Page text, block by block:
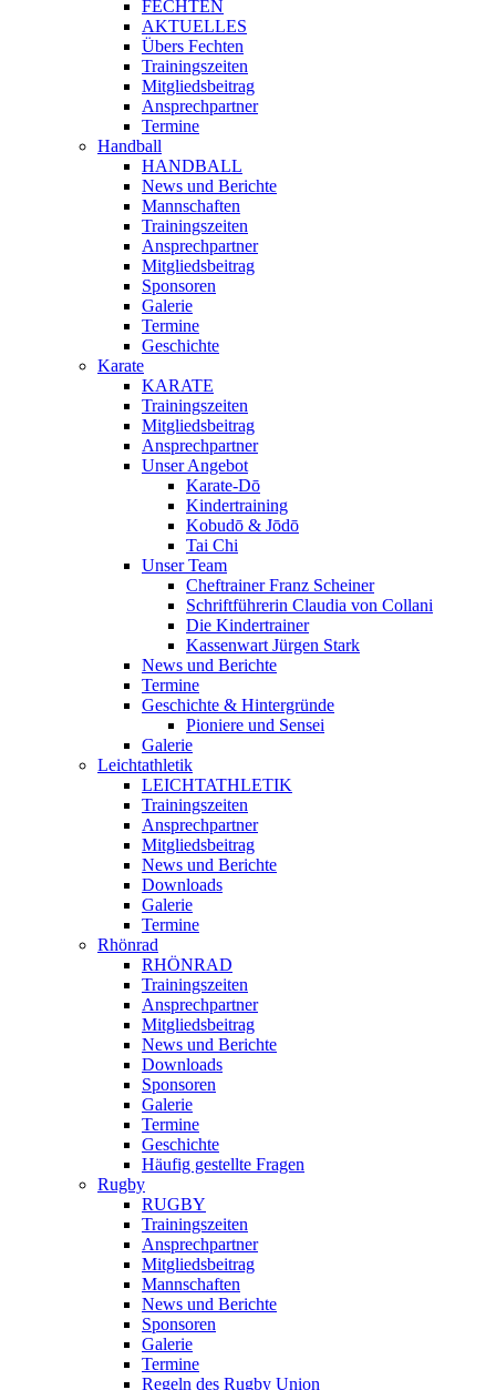
FECHTEN
AKTUELLES
Übers Fechten
Trainingszeiten
Mitgliedsbeitrag
Ansprechpartner
Termine
Handball
HANDBALL
News und Berichte
Mannschaften
Trainingszeiten
Ansprechpartner
Mitgliedsbeitrag
Sponsoren
Galerie
Termine
Geschichte
Karate
KARATE
Trainingszeiten
Mitgliedsbeitrag
Ansprechpartner
Unser Angebot
Karate-Dō
Kindertraining
Kobudō & Jōdō
Tai Chi
Unser Team
Cheftrainer Franz Scheiner
Schriftführerin Claudia von Collani
Die Kindertrainer
Kassenwart Jürgen Stark
News und Berichte
Termine
Geschichte & Hintergründe
Pioniere und Sensei
Galerie
Leichtathletik
LEICHTATHLETIK
Trainingszeiten
Ansprechpartner
Mitgliedsbeitrag
News und Berichte
Downloads
Galerie
Termine
Rhönrad
RHÖNRAD
Trainingszeiten
Ansprechpartner
Mitgliedsbeitrag
News und Berichte
Downloads
Sponsoren
Galerie
Termine
Geschichte
Häufig gestellte Fragen
Rugby
RUGBY
Trainingszeiten
Ansprechpartner
Mitgliedsbeitrag
Mannschaften
News und Berichte
Sponsoren
Galerie
Termine
Regeln des Rugby Union